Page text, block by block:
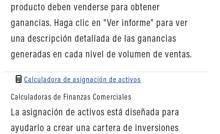
producto deben venderse para obtener
ganancias. Haga clic en "Ver informe" para ver
una descripción detallada de las ganancias
generadas en cada nivel de volumen de ventas.
Calculadora de asignación de activos
Calculadoras de Finanzas Comerciales
La asignación de activos está diseñada para
ayudarlo a crear una cartera de inversiones